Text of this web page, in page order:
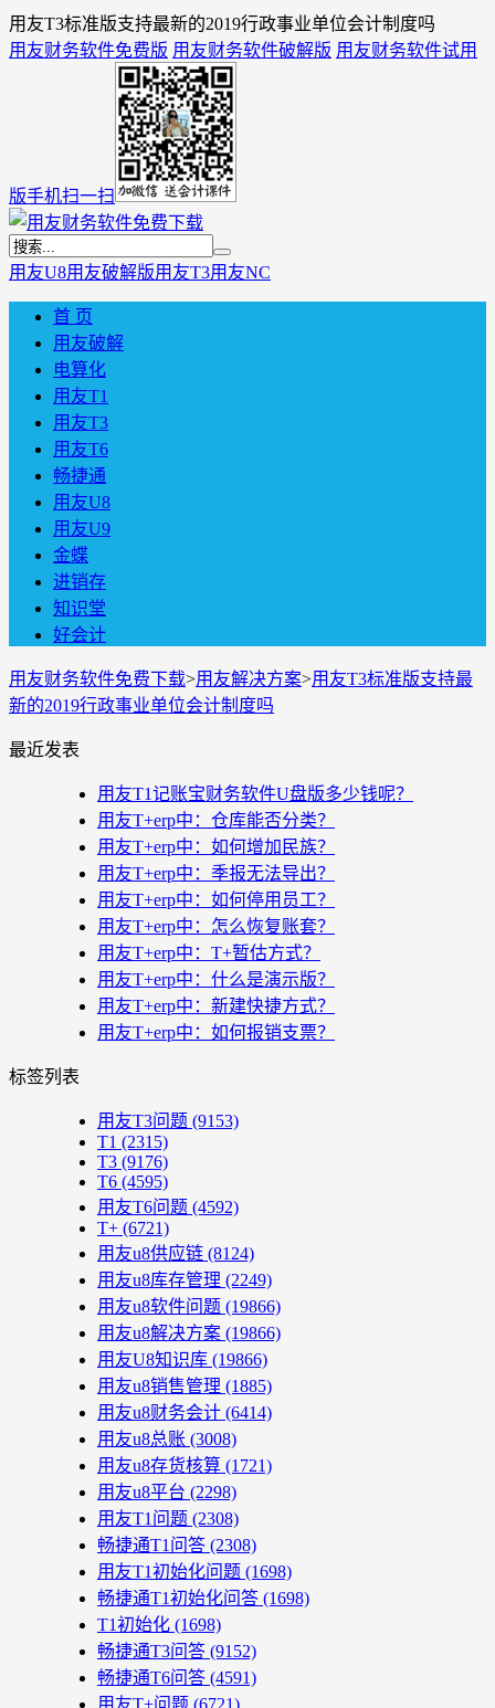
用友T3标准版支持最新的2019行政事业单位会计制度吗
用友财务软件免费版 用友财务软件破解版 用友财务软件试用
版手机扫一扫
用友U8用友破解版用友T3用友NC
首 页
用友破解
电算化
用友T1
用友T3
用友T6
畅捷通
用友U8
用友U9
金蝶
进销存
知识堂
好会计
用友财务软件免费下载>用友解决方案>用友T3标准版支持最
新的2019行政事业单位会计制度吗
最近发表
用友T1记账宝财务软件U盘版多少钱呢？
用友T+erp中：仓库能否分类？
用友T+erp中：如何增加民族？
用友T+erp中：季报无法导出？
用友T+erp中：如何停用员工？
用友T+erp中：怎么恢复账套？
用友T+erp中：T+暂估方式？
用友T+erp中：什么是演示版？
用友T+erp中：新建快捷方式？
用友T+erp中：如何报销支票？
标签列表
用友T3问题 (9153)
T1 (2315)
T3 (9176)
T6 (4595)
用友T6问题 (4592)
T+ (6721)
用友u8供应链 (8124)
用友u8库存管理 (2249)
用友u8软件问题 (19866)
用友u8解决方案 (19866)
用友U8知识库 (19866)
用友u8销售管理 (1885)
用友u8财务会计 (6414)
用友u8总账 (3008)
用友u8存货核算 (1721)
用友u8平台 (2298)
用友T1问题 (2308)
畅捷通T1问答 (2308)
用友T1初始化问题 (1698)
畅捷通T1初始化问答 (1698)
T1初始化 (1698)
畅捷通T3问答 (9152)
畅捷通T6问答 (4591)
用友T+问题 (6721)